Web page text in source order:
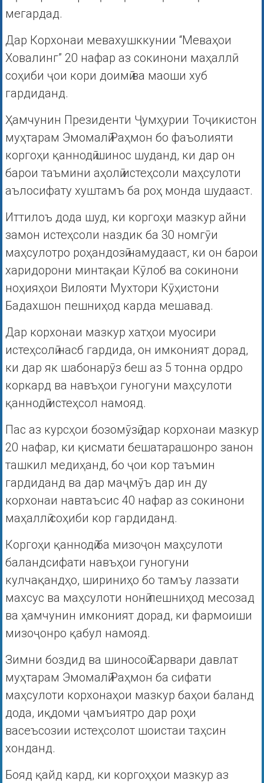
мегардад.
Дар Корхонаи мевахушккунии “Меваҳои
Ховалинг” 20 нафар аз сокинони маҳаллӣ
соҳиби ҷои кори доимӣ ва маоши хуб
гардиданд.
Ҳамчунин Президенти Ҷумҳурии Тоҷикистон
муҳтарам Эмомалӣ Раҳмон бо фаъолияти
коргоҳи қаннодӣ шинос шуданд, ки дар он
барои таъмини аҳолӣ истеҳсоли маҳсулоти
аълосифату хуштамъ ба роҳ монда шудааст.
Иттилоъ дода шуд, ки коргоҳи мазкур айни
замон истеҳсоли наздик ба 30 номгӯи
маҳсулотро роҳандозӣ намудааст, ки он барои
харидорони минтақаи Кӯлоб ва сокинони
ноҳияҳои Вилояти Мухтори Кӯҳистони
Бадахшон пешниҳод карда мешавад.
Дар корхонаи мазкур хатҳои муосири
истеҳсолӣ насб гардида, он имконият дорад,
ки дар як шабонарӯз беш аз 5 тонна ордро
коркард ва навъҳои гуногуни маҳсулоти
қаннодӣ истеҳсол намояд.
Пас аз курсҳои бозомӯзӣ дар корхонаи мазкур
20 нафар, ки қисмати бешатарашонро занон
ташкил медиҳанд, бо ҷои кор таъмин
гардиданд ва дар маҷмӯъ дар ин ду
корхонаи навтаъсис 40 нафар аз сокинони
маҳаллӣ соҳиби кор гардиданд.
Коргоҳи қаннодӣ ба мизоҷон маҳсулоти
баландсифати навъҳои гуногуни
кулчақандҳо, шириниҳо бо тамъу лаззати
махсус ва маҳсулоти нонӣ пешниҳод месозад
ва ҳамчунин имконият дорад, ки фармоиши
мизоҷонро қабул намояд.
Зимни боздид ва шиносоӣ Сарвари давлат
муҳтарам Эмомалӣ Раҳмон ба сифати
маҳсулоти корхонаҳои мазкур баҳои баланд
дода, иқдоми ҷамъиятро дар роҳи
васеъсозии истеҳсолот шоистаи таҳсин
хонданд.
Бояд қайд кард, ки коргоҳҳои мазкур аз